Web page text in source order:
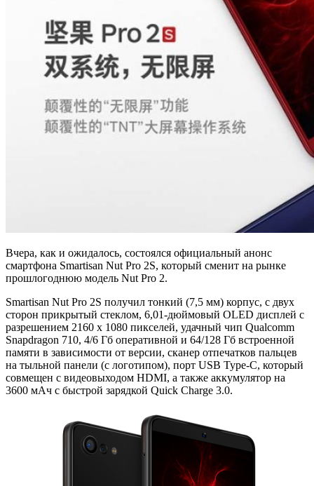
Вчера, как и ожидалось, состоялся официальный анонс
смартфона Smartisan Nut Pro 2S, который сменит на рынке
прошлогоднюю модель Nut Pro 2.
Smartisan Nut Pro 2S получил тонкий (7,5 мм) корпус, с двух
сторон прикрытый стеклом, 6,01-дюймовый OLED дисплей с
разрешением 2160 x 1080 пикселей, удачный чип Qualcomm
Snapdragon 710, 4/6 Гб оперативной и 64/128 Гб встроенной
памяти в зависимости от версии, сканер отпечатков пальцев
на тыльной панели (с логотипом), порт USB Type-C, который
совмещен с видеовыходом HDMI, а также аккумулятор на
3600 мАч с быстрой зарядкой Quick Charge 3.0.